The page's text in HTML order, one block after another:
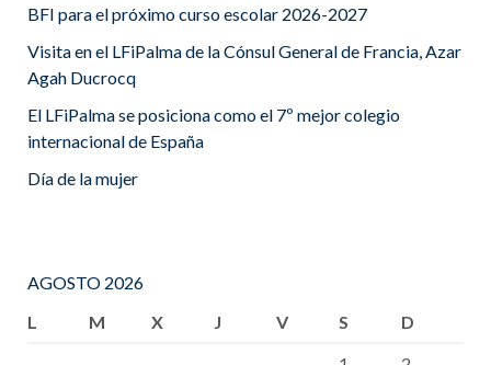
BFI para el próximo curso escolar 2026-2027
Visita en el LFiPalma de la Cónsul General de Francia, Azar
Agah Ducrocq
El LFiPalma se posiciona como el 7º mejor colegio
internacional de España
Día de la mujer
AGOSTO 2026
L
M X J V S
D